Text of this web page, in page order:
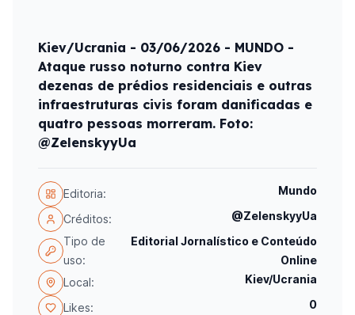
Kiev/Ucrania - 03/06/2026 - MUNDO -
Ataque russo noturno contra Kiev
dezenas de prédios residenciais e outras
infraestruturas civis foram danificadas e
quatro pessoas morreram. Foto:
@ZelenskyyUa
Editoria: Mundo
Créditos:
@ZelenskyyUa
Tipo de
uso:
Editorial Jornalístico e Conteúdo
Online
Local:
Kiev/Ucrania
Likes: 0